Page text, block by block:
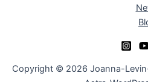
Copyright © 2026 Joanna-